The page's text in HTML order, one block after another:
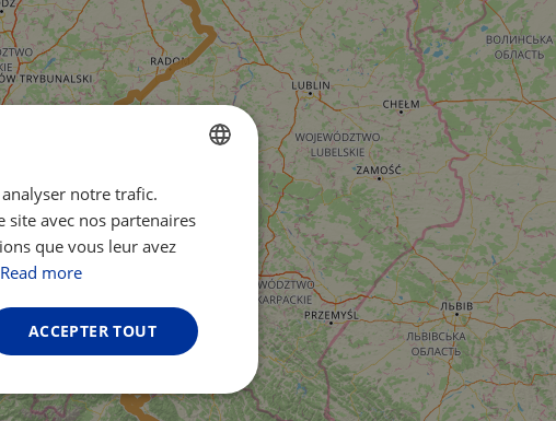
FRENCH
notre trafic.
avec nos partenaires
que vous leur avez
Read more
ACCEPTER TOUT
Non classifiés